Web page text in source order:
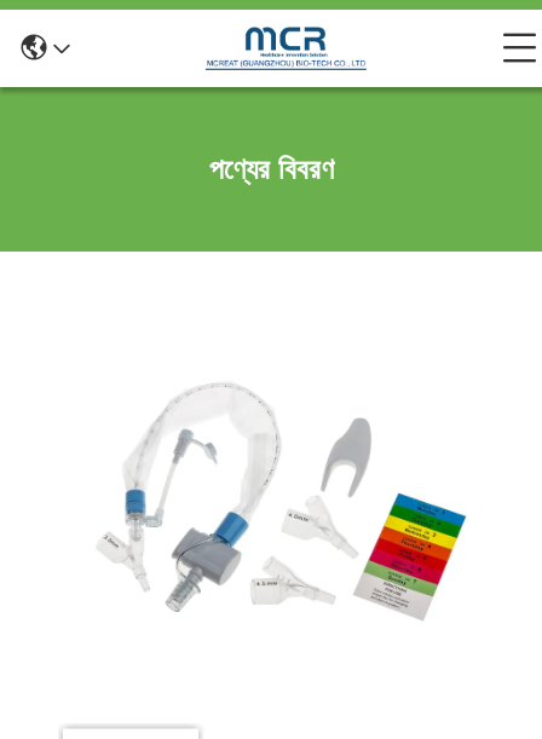
পণ্যের বিবরণ